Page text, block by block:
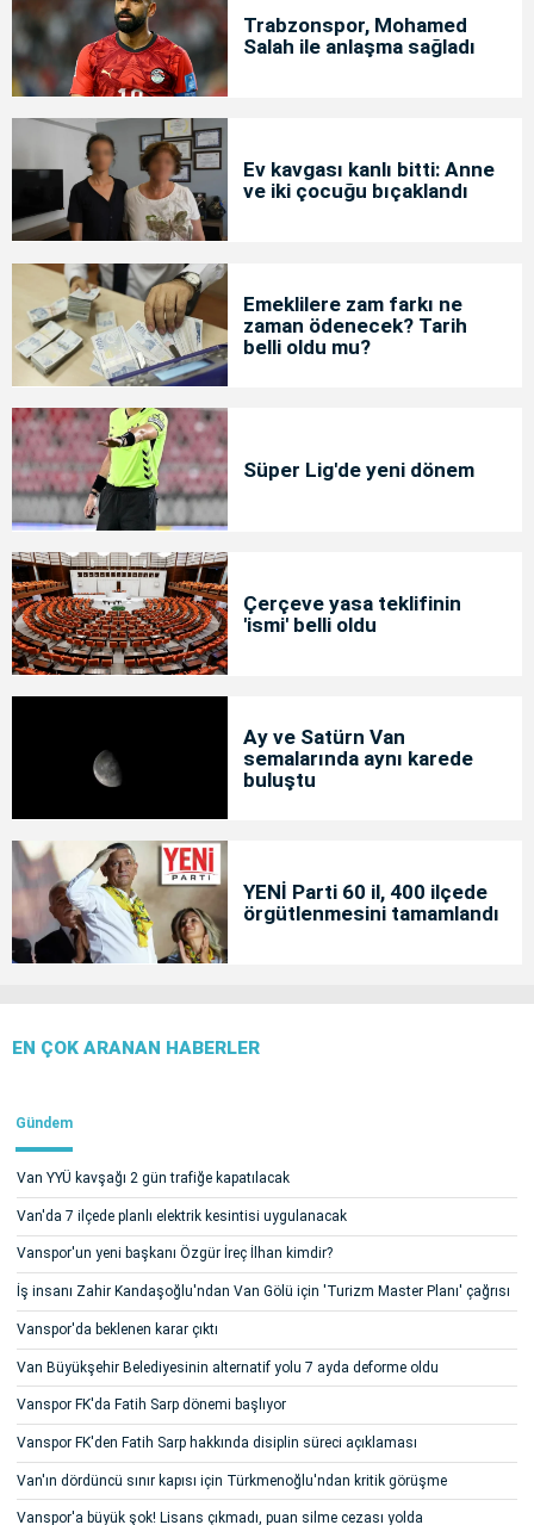
Trabzonspor, Mohamed
Salah ile anlaşma sağladı
Ev kavgası kanlı bitti: Anne
ve iki çocuğu bıçaklandı
Emeklilere zam farkı ne
zaman ödenecek? Tarih
belli oldu mu?
Süper Lig'de yeni dönem
Çerçeve yasa teklifinin
'ismi' belli oldu
Ay ve Satürn Van
semalarında aynı karede
buluştu
YENİ Parti 60 il, 400 ilçede
örgütlenmesini tamamlandı
EN ÇOK ARANAN HABERLER
Gündem
Van YYÜ kavşağı 2 gün trafiğe kapatılacak
Van'da 7 ilçede planlı elektrik kesintisi uygulanacak
Vanspor'un yeni başkanı Özgür İreç İlhan kimdir?
İş insanı Zahir Kandaşoğlu'ndan Van Gölü için 'Turizm Master Planı' çağrısı
Vanspor'da beklenen karar çıktı
Van Büyükşehir Belediyesinin alternatif yolu 7 ayda deforme oldu
Vanspor FK'da Fatih Sarp dönemi başlıyor
Vanspor FK'den Fatih Sarp hakkında disiplin süreci açıklaması
Van'ın dördüncü sınır kapısı için Türkmenoğlu'ndan kritik görüşme
Vanspor'a büyük şok! Lisans çıkmadı, puan silme cezası yolda